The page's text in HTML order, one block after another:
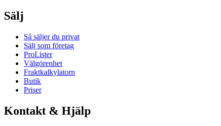
Sälj
Så säljer du privat
Sälj som företag
ProLister
Välgörenhet
Fraktkalkylatorn
Butik
Priser
Kontakt & Hjälp